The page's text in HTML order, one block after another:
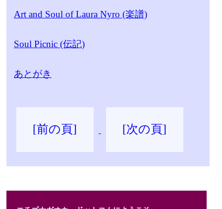
Art and Soul of Laura Nyro (楽譜)
Soul Picnic (伝記)
あとがき
[前の頁] [次の頁]